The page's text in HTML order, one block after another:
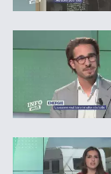
Lausanne veut
Aigle accueille